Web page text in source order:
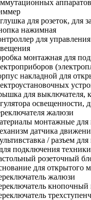
аппаратов
для розеток, для
нажимная
для
монтажная для
накладной для
для выключателя,
освещенности,
жалюзи
монтажные для
датчика
/ разъем
подключения техники
розеточный
для открытого
жалюзи